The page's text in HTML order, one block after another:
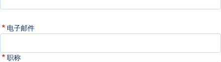
电子邮件
职称